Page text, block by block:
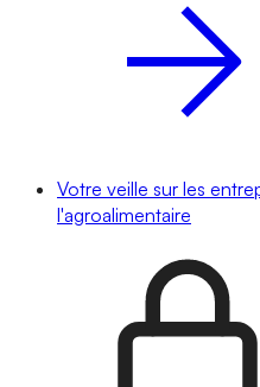
Votre veille sur les
l'agroalimentaire